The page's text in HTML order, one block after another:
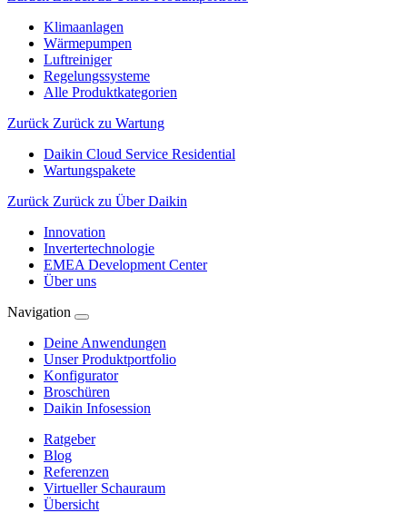
Klimaanlagen
Wärmepumpen
Luftreiniger
Regelungssysteme
Alle Produktkategorien
Zurück Zurück zu Wartung
Daikin Cloud Service Residential
Wartungspakete
Zurück Zurück zu Über Daikin
Innovation
Invertertechnologie
EMEA Development Center
Über uns
Navigation
Deine Anwendungen
Unser Produktportfolio
Konfigurator
Broschüren
Daikin Infosession
Ratgeber
Blog
Referenzen
Virtueller Schauraum
Übersicht